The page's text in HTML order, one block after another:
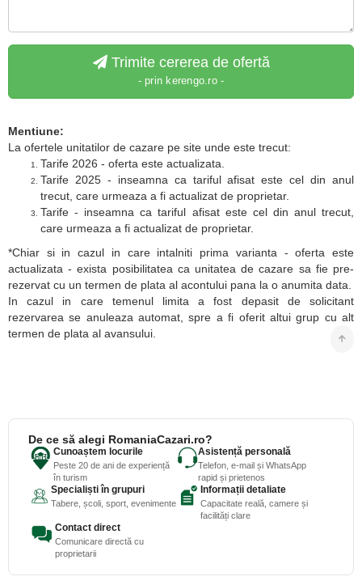
Trimite cererea de ofertă
- prin kerengo.ro -
Mentiune:
La ofertele unitatilor de cazare pe site unde este trecut:
Tarife 2026 - oferta este actualizata.
Tarife 2025 - inseamna ca tariful afisat este cel din anul
trecut, care urmeaza a fi actualizat de proprietar.
Tarife - inseamna ca tariful afisat este cel din anul trecut,
care urmeaza a fi actualizat de proprietar.
*Chiar si in cazul in care intalniti prima varianta - oferta este
actualizata - exista posibilitatea ca unitatea de cazare sa fie pre-
rezervat cu un termen de plata al acontului pana la o anumita data.
In cazul in care temenul limita a fost depasit de solicitant
rezervarea se anuleaza automat, spre a fi oferit altui grup cu alt
termen de plata al avansului.
De ce să alegi RomaniaCazari.ro?
Cunoaștem locurile
Peste 20 de ani de experiență
în turism
Asistență personală
Telefon, e-mail și WhatsApp
rapid și prietenos
Specialiști în grupuri
Tabere, școli, sport, evenimente
Informații detaliate
Capacitate reală, camere și
facilități clare
Contact direct
Comunicare directă cu
proprietarii